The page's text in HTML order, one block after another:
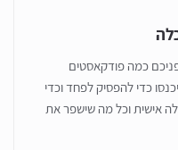
כמה פודקאסטים
כדי להפסיק לפחד וכדי
אישית וכל מה שישפר את